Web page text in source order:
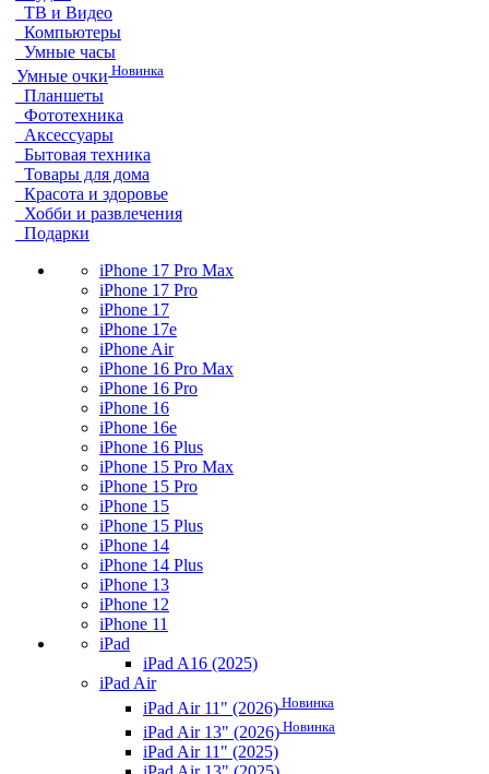
ТВ и Видео
Компьютеры
Умные часы
Умные очки Новинка
Планшеты
Фототехника
Аксессуары
Бытовая техника
Товары для дома
Красота и здоровье
Хобби и развлечения
Подарки
iPhone 17 Pro Max
iPhone 17 Pro
iPhone 17
iPhone 17e
iPhone Air
iPhone 16 Pro Max
iPhone 16 Pro
iPhone 16
iPhone 16e
iPhone 16 Plus
iPhone 15 Pro Max
iPhone 15 Pro
iPhone 15
iPhone 15 Plus
iPhone 14
iPhone 14 Plus
iPhone 13
iPhone 12
iPhone 11
iPad
iPad A16 (2025)
iPad Air
iPad Air 11" (2026) Новинка
iPad Air 13" (2026) Новинка
iPad Air 11" (2025)